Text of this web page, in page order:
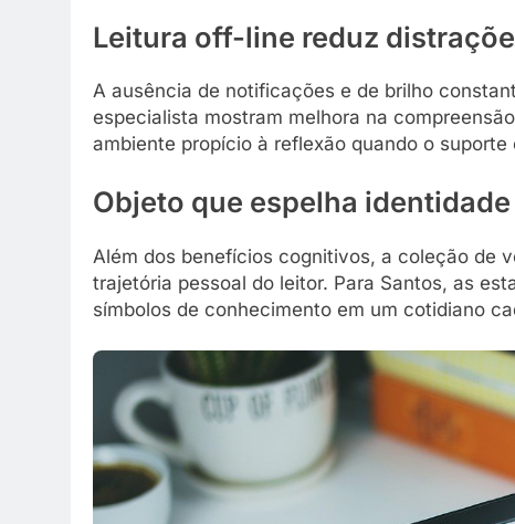
Leitura off-line reduz
A ausência de notificações e de brilho
especialista mostram melhora na
ambiente propício à reflexão quando o suporte
Objeto que espelha identidade
Além dos benefícios cognitivos, a coleção de
trajetória pessoal do leitor. Para Santos, as
símbolos de conhecimento em um cotidiano